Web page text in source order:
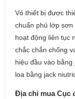
Vỏ thiết bị được
chuẩn phủ lớp
hoạt động liên tục
chắc chắn chống
hiệu đầu vào
loa bằng jack
Địa chỉ mua Cục